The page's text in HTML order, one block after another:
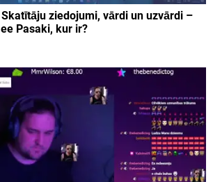
ziedojumi, vārdi un uzvārdi –
Pasaki, kur ir?